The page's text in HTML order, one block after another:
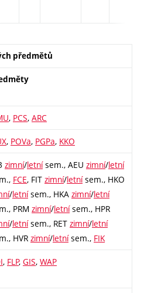
předmětů
, PCS, ARC
, POVa, PGPa, KKO
zimní/letnísem., AEU zimní/letní
FCE, FIT zimní/letnísem., HKO
/letnísem., HKA zimní/letní
PRM zimní/letnísem., HPR
/letnísem., RET zimní/letní
HVR zimní/letnísem., FIK
, FLP, GIS, WAP